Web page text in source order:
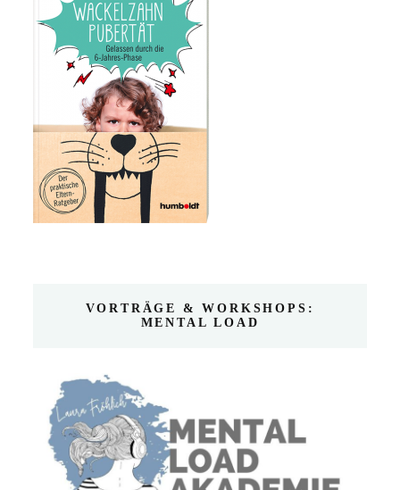
VORTRÄGE & WORKSHOPS:
MENTAL LOAD